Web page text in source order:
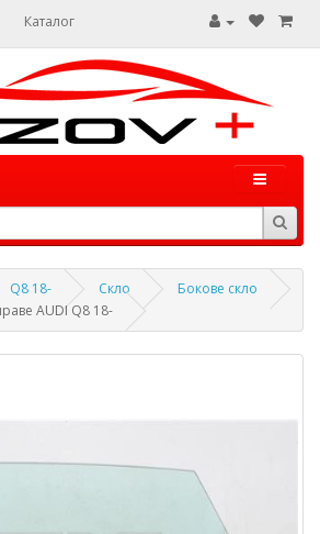
Каталог
Q8 18- Скло
Бокове скло
AUDI Q8 18-